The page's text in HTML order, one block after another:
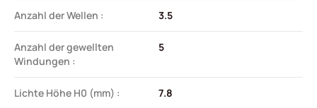
Anzahl der Wellen : 3.5
Anzahl der gewellten
Windungen :
5
Lichte Höhe H0 (mm) : 7.8